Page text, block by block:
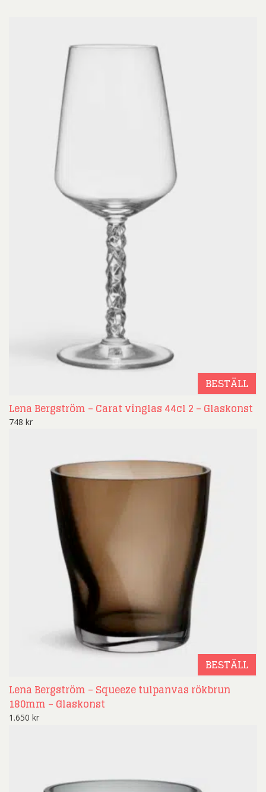
BESTÄLL
Lena Bergström – Carat vinglas 44cl 2 – Glaskonst
748 kr
BESTÄLL
Lena Bergström – Squeeze tulpanvas rökbrun
180mm – Glaskonst
1.650 kr